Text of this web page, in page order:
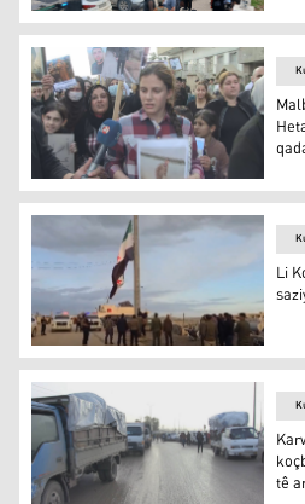
Welatiyên Hesekê li bend
Malbatên dîlgirtiyan li
Li Kobanê ala Sûriyeyê li ser
Li
tê